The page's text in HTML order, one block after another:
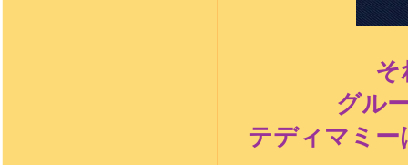
そ
グル
テディマミ